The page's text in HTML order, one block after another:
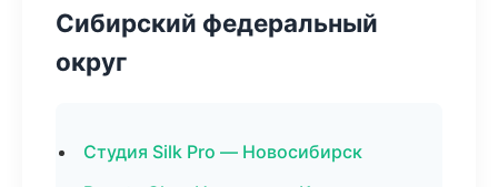
Сибирский федеральный
округ
Студия Silk Pro — Новосибирск